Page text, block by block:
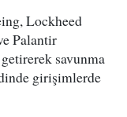
Lockheed
Palantir
savunma
girişimlerde